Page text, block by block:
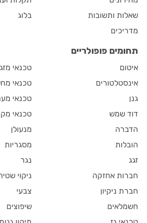
שאלות ותשובות
מדריכים
בלוג
תחומים פופולריים
איטום
אינסטלטורים
גנן
דוד שמש
הדברה
הובלות
זגג
חברות אחזקה
חברת ניקיון
חשמלאים
טכנאי
טכנאי
טכנאי
טכנאי
מנעולן
מסגריות
נגר
ניקוי
צבעי
שיפוצים